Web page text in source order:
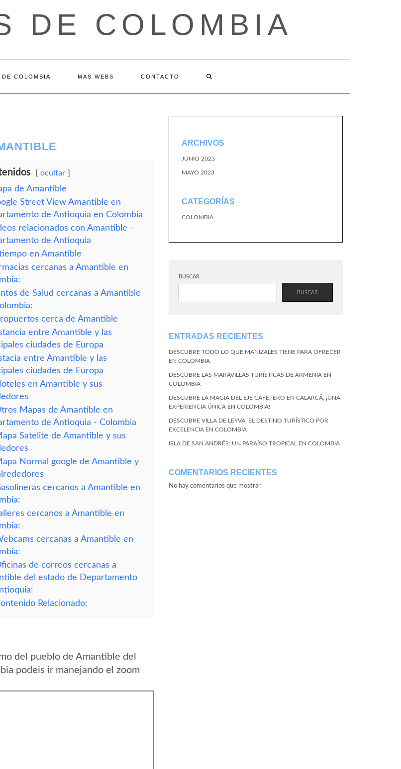
DE COLOMBIA
DE COLOMBIA MAS WEBS CONTACTO
ocultar
de Amantible
Street View Amantible en
de Antioquia en Colombia
relacionados con Amantible -
de Antioquia
en Amantible
cercanas a Amantible en
de Salud cercanas a Amantible
cerca de Amantible
entre Amantible y las
ciudades de Europa
entre Amantible y las
ciudades de Europa
en Amantible y sus
Mapas de Amantible en
de Antioquia - Colombia
Satelite de Amantible y sus
Normal google de Amantible y
cercanos a Amantible en
cercanos a Amantible en
cercanas a Amantible en
de correos cercanas a
del estado de Departamento
Relacionado:
del pueblo de Amantible del
podeis ir manejando el zoom
ARCHIVOS
JUNIO 2023
MAYO 2023
CATEGORÍAS
COLOMBIA
BUSCAR
BUSCAR
ENTRADAS RECIENTES
DESCUBRE TODO LO QUE MANIZALES TIENE PARA OFRECER
EN COLOMBIA
DESCUBRE LAS MARAVILLAS TURÍSTICAS DE ARMENIA EN
COLOMBIA
DESCUBRE LA MAGIA DEL EJE CAFETERO EN CALARCÁ, ¡UNA
EXPERIENCIA ÚNICA EN COLOMBIA!
DESCUBRE VILLA DE LEYVA, EL DESTINO TURÍSTICO POR
EXCELENCIA EN COLOMBIA
ISLA DE SAN ANDRÉS: UN PARAÍSO TROPICAL EN COLOMBIA
COMENTARIOS RECIENTES
No hay comentarios que mostrar.